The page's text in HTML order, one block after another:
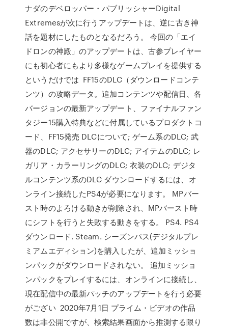
ナダのデベロッパー・パブリッシャーDigital
Extremesが次に行うアップデートは、逆に古き神
話を題材にしたものとなるだろう。 今回の「エイ
ドロンの神殿」のアップデートは、古参プレイヤー
にも初心者にもより多様なゲームプレイを提供する
というだけでは FF15のDLC（ダウンロードコンテ
ンツ）の攻略データ。追加コンテンツや配信日、各
バージョンの最新アップデート、ファイナルファン
タジー15購入特典などに付属しているプロダクトコ
ード、FF15発売 DLCについて; ゲーム系のDLC; 武
器のDLC; アクセサリーのDLC; アイテムのDLC; レ
ガリア・カラーリングのDLC; 衣装のDLC; デジタ
ルコンテンツ系のDLC ダウンロードするには、オ
ンライン接続したPS4が必要になります。 MPバー
スト時のよろける動きが削除され、MPバースト時
にシフトを行うと失敗する動きをする。 PS4. PS4
ダウンロード. Steam. シーズンパス(デジタルプレ
ミアムエディション)を購入したが、追加ミッショ
ンパックがダウンロードされない。 追加ミッショ
ンパックをプレイするには、オンラインに接続し、
現在配信中の最新パッチのアップデートを行う必要
がござい 2020年7月1日 プライム・ビデオの作品
数は非公開ですが、検索結果画面から推測する限り